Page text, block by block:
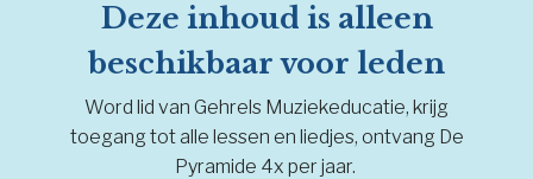
Deze inhoud is alleen
beschikbaar voor leden
Word lid van Gehrels Muziekeducatie, krijg
toegang tot alle lessen en liedjes, ontvang De
Pyramide 4x per jaar.